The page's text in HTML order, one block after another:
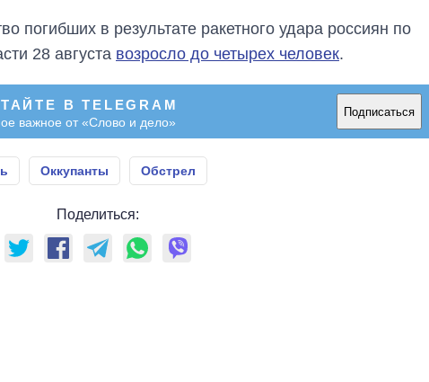
погибших в результате ракетного удара россиян по
28 августа возросло до четырех человек.
В TELEGRAM
важное от «Слово и дело»
Подписаться
Оккупанты Обстрел
Поделиться: